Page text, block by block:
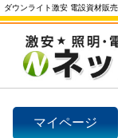
ダウンライト激安 電設資材販
マイページ